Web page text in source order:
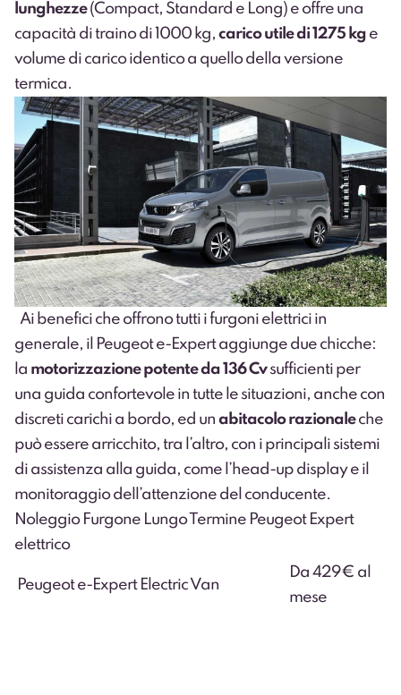
lunghezze(Compact, Standard e Long) e offre una
capacità di traino di 1000 kg, carico utile di 1275 kg e
volume di carico identico a quello della versione
termica.
Ai benefici che offrono tutti i furgoni elettrici in
generale, il Peugeot e-Expert aggiunge due chicche:
la motorizzazione potente da 136 Cvsufficienti per
una guida confortevole in tutte le situazioni, anche con
discreti carichi a bordo, ed un abitacolo razionaleche
può essere arricchito, tra l’altro, con i principali sistemi
di assistenza alla guida, come l’head-up display e il
monitoraggio dell’attenzione del conducente.
Noleggio Furgone Lungo Termine Peugeot Expert
elettrico
Peugeot e-Expert Electric Van
Da 429€ al
mese